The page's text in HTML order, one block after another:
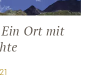
Ort mit